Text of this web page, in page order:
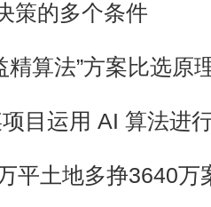
的多个条件
算法”方案比选原
运用 AI 算法进
土地多挣3640万